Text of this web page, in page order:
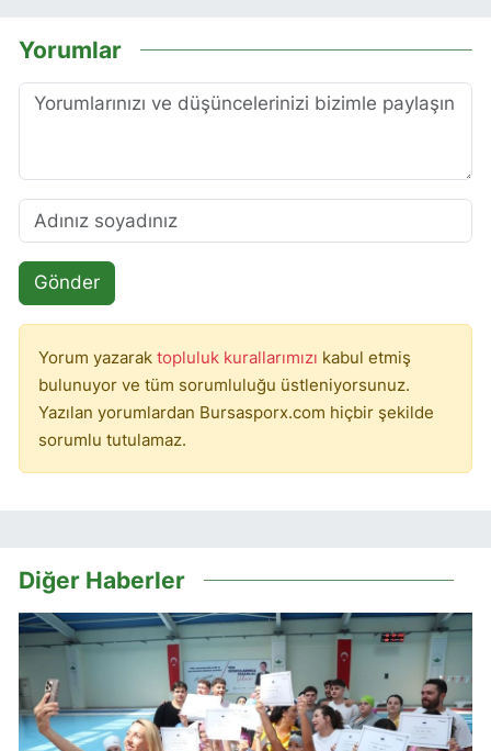
Yorumlar
Gönder
Yorum yazarak topluluk kurallarımızı kabul etmiş
bulunuyor ve tüm sorumluluğu üstleniyorsunuz.
Yazılan yorumlardan Bursasporx.com hiçbir şekilde
sorumlu tutulamaz.
Diğer Haberler